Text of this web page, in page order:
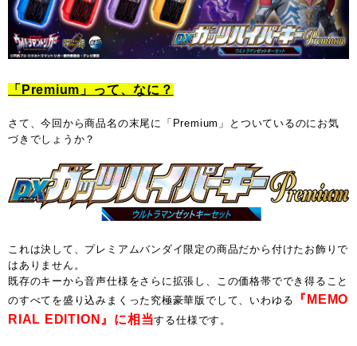
「Premium」って、なに？
さて、今回から商品名の末尾に「Premium」とついているのにお気
づきでしょうか？
これは決して、プレミアムバンダイ限定の商品だから付けたお飾りで
はありません。
既存のキーから音声仕様をさらに拡張し、この価格帯ででき得ること
のすべてを盛り込みまくった究極豪華版でして、いわゆる
『MEMO
RIAL EDITION』に相当する仕様です。